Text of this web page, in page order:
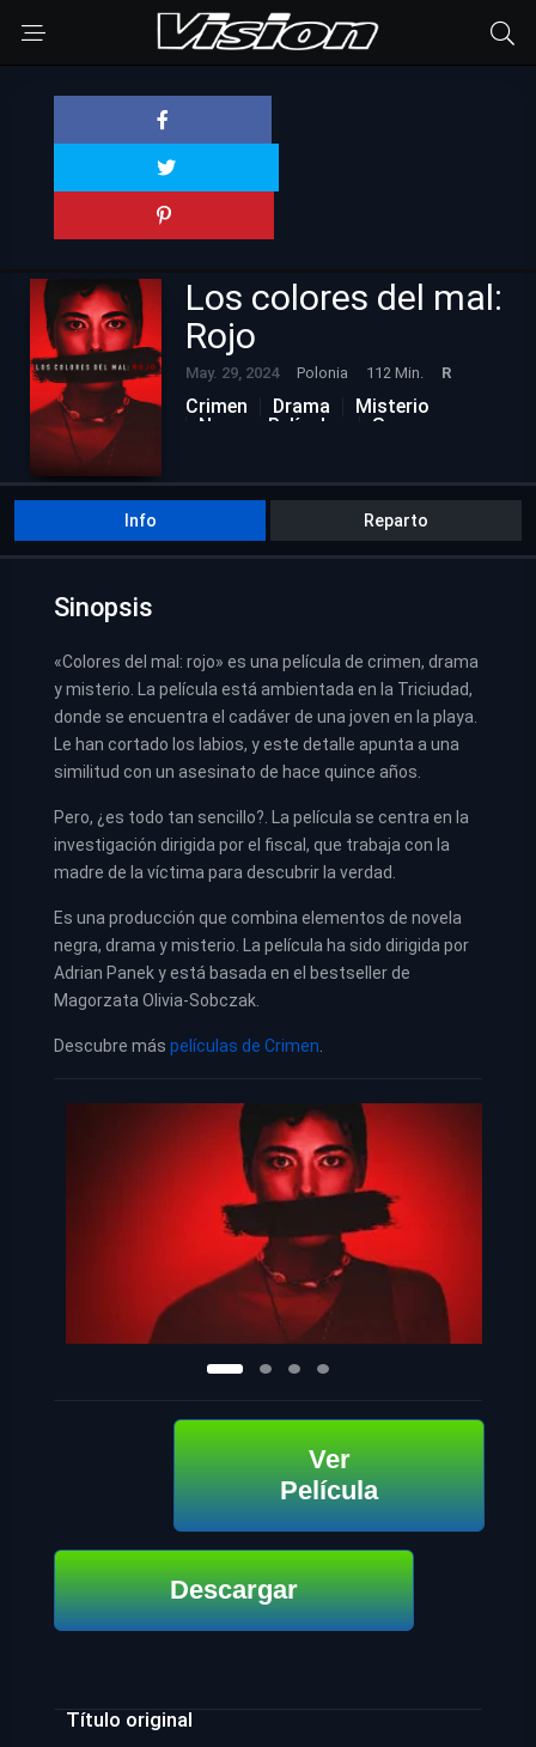
Los colores del mal:
Rojo
May. 29, 2024 Polonia 112 Min. R
Crimen Drama
Misterio
Nuevas Películas
Suspenso
Info Reparto
Sinopsis
«Colores del mal: rojo» es una película de crimen, drama
y misterio. La película está ambientada en la Triciudad,
donde se encuentra el cadáver de una joven en la playa.
Le han cortado los labios, y este detalle apunta a una
similitud con un asesinato de hace quince años.
Pero, ¿es todo tan sencillo?. La película se centra en la
investigación dirigida por el fiscal, que trabaja con la
madre de la víctima para descubrir la verdad.
Es una producción que combina elementos de novela
negra, drama y misterio. La película ha sido dirigida por
Adrian Panek y está basada en el bestseller de
Magorzata Olivia-Sobczak.
Descubre más películas de Crimen
Ver
Película
Descargar
Título original